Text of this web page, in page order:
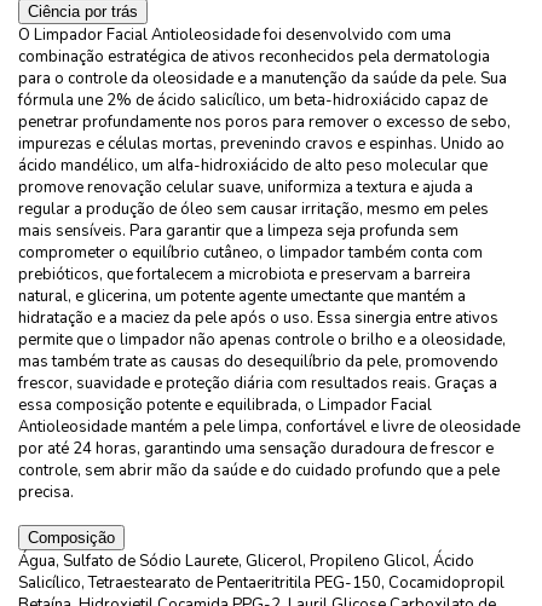
Ciência por trás
O Limpador Facial Antioleosidade foi desenvolvido com uma
combinação estratégica de ativos reconhecidos pela dermatologia
para o controle da oleosidade e a manutenção da saúde da pele. Sua
fórmula une 2% de ácido salicílico, um beta-hidroxiácido capaz de
penetrar profundamente nos poros para remover o excesso de sebo,
impurezas e células mortas, prevenindo cravos e espinhas. Unido ao
ácido mandélico, um alfa-hidroxiácido de alto peso molecular que
promove renovação celular suave, uniformiza a textura e ajuda a
regular a produção de óleo sem causar irritação, mesmo em peles
mais sensíveis. Para garantir que a limpeza seja profunda sem
comprometer o equilíbrio cutâneo, o limpador também conta com
prebióticos, que fortalecem a microbiota e preservam a barreira
natural, e glicerina, um potente agente umectante que mantém a
hidratação e a maciez da pele após o uso. Essa sinergia entre ativos
permite que o limpador não apenas controle o brilho e a oleosidade,
mas também trate as causas do desequilíbrio da pele, promovendo
frescor, suavidade e proteção diária com resultados reais. Graças a
essa composição potente e equilibrada, o Limpador Facial
Antioleosidade mantém a pele limpa, confortável e livre de oleosidade
por até 24 horas, garantindo uma sensação duradoura de frescor e
controle, sem abrir mão da saúde e do cuidado profundo que a pele
precisa.
Composição
Água, Sulfato de Sódio Laurete, Glicerol, Propileno Glicol, Ácido
Salicílico, Tetraestearato de Pentaeritritila PEG-150, Cocamidopropil